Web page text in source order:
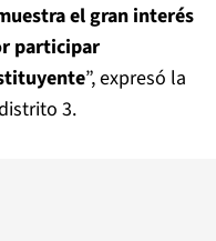
el gran interés
participar
”, expresó la
3.